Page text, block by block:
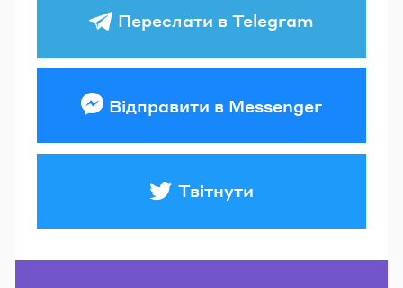
Переслати в Telegram
Відправити в Messenger
Твітнути